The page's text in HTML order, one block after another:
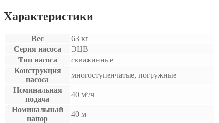
Характеристики
Вес
63 кг
Серия насоса
ЭЦВ
Тип насоса
скважинные
Конструкция
насоса
многоступенчатые, погружные
Номинальная
подача
40 м³/ч
Номинальный
напор
40 м